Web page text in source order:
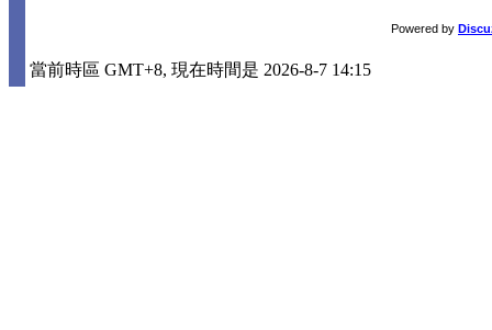
Powered by
當前時區 GMT+8, 現在時間是 2026-8-7 14:15